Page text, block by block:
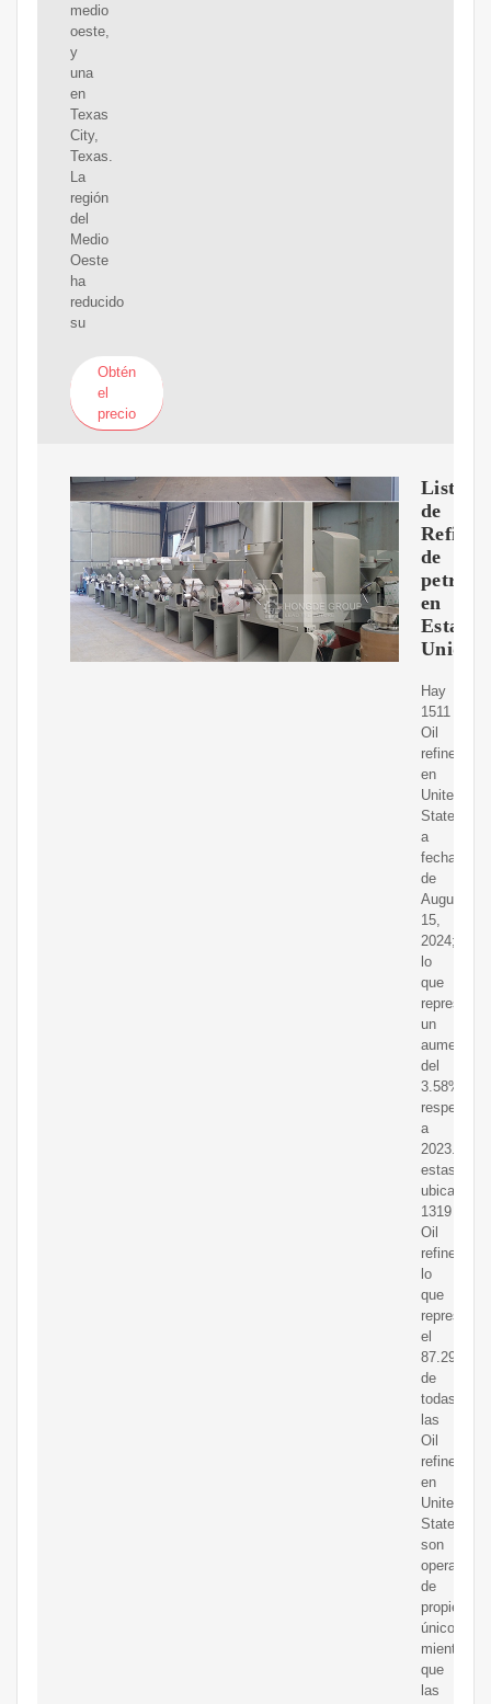
medio
oeste,
y
una
en
Texas
City,
Texas.
La
región
del
Medio
Oeste
ha
reducido
su
Obtén
el
precio
Lista
de
de
en
Estados
Unidos
Hay
1511
Oil
refineries
en
United
States
a
fecha
de
August
15,
2024;
lo
que
representa
un
aumento
del
3.58%
respecto
a
2023.De
estas
1319
Oil
refineries,
lo
que
representa
el
87.29%
de
todas
las
Oil
refineries
en
United
States,
son
de
propietario
único,
mientras
que
las